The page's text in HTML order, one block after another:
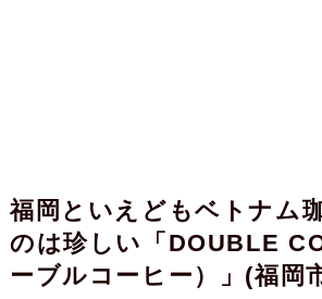
福岡といえどもベトナム
のは珍しい「DOUBLE
ーブルコーヒー）」(福岡